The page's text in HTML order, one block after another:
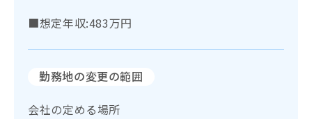
■想定年収:483万円
勤務地の変更の範囲
会社の定める場所